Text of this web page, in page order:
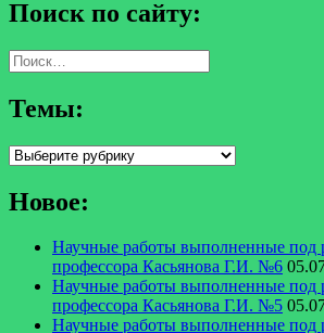
Поиск по сайту:
Найти:
Темы:
Темы:
Новое:
Научные работы выполненные под
профессора Касьянова Г.И. №6
Научные работы выполненные под
профессора Касьянова Г.И. №5
Научные работы выполненные под